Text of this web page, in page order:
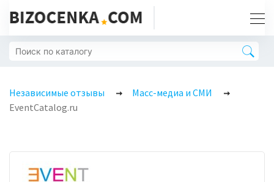
Независимые отзывы
Масс-медиа и СМИ
EventCatalog.ru